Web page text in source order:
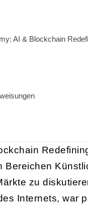
AI & Blockchain
Bereichen
zu
Internets, war